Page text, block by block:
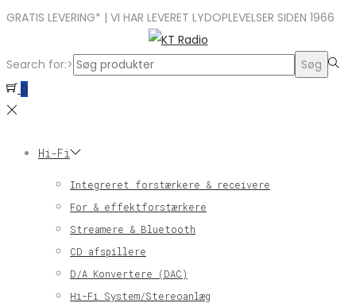
GRATIS LEVERING* | VI HAR LEVERET LYDOPLEVELSER SIDEN 1966
Search for:>
Søg
0
Hi-Fi
Integreret forstærkere & receivere
For & effektforstærkere
Streamere & Bluetooth
CD afspillere
D/A Konvertere (DAC)
Hi-Fi System/Stereoanlæg